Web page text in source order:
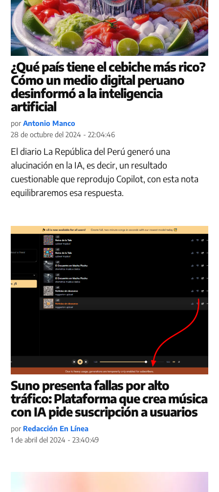
¿Qué país tiene el cebiche más rico?
Cómo un medio digital peruano
desinformó a la inteligencia
artificial
por Antonio Manco
28 de octubre del 2024 - 22:04:46
El diario La República del Perú generó una
alucinación en la IA, es decir, un resultado
cuestionable que reprodujo Copilot, con esta nota
equilibraremos esa respuesta.
Suno presenta fallas por alto
tráfico: Plataforma que crea música
con IA pide suscripción a usuarios
por Redacción En Línea
1 de abril del 2024 - 23:40:49